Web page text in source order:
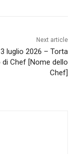
Next article
luglio 2026 – Torta
di Chef [Nome dello
Chef]